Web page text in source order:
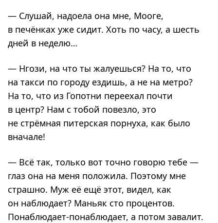
— Слушай, надоела она мне, Мооге,
в печёнках уже сидит. Хоть по часу, а шесть
дней в неделю…
— Нгози, на что ты жалуешься? На то, что
на такси по городу ездишь, а не на метро?
На то, что из Гопотни переехал почти
в центр? Нам с тобой повезло, это
не стрёмная питерская порнуха, как было
вначале!
— Всё так, только вот точно говорю тебе —
глаз она на меня положила. Поэтому мне
страшно. Муж её ещё этот, видел, как
он наблюдает? Маньяк сто процентов.
Понаблюдает-понаблюдает, а потом завалит.